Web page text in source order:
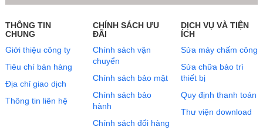
THÔNG TIN
CHUNG
Giới thiệu công ty
Tiêu chí bán hàng
Địa chỉ giao dịch
Thông tin liên hệ
CHÍNH SÁCH ƯU
ĐÃI
Chính sách vận
chuyển
Chính sách bảo mật
Chính sách bảo
hành
Chính sách đổi hàng
DỊCH VỤ VÀ TIỆN
ÍCH
Sửa máy chấm công
Sửa chữa bảo trì
thiết bị
Quy định thanh toán
Thư viện download